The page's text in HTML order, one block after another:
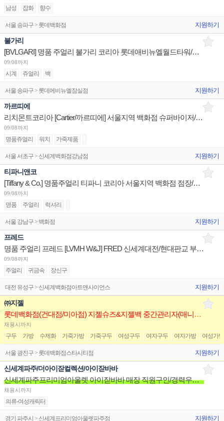
남성 잡화 향수
서울 송파구 > 롯데백화점 지원하기
불가리
[BVLGARI] 명품 주얼리 불가리 코리아 롯데애비뉴엘월드타워/현대판교/신세계센텀 부점장 채용
09/08까지
시계 쥬얼리 백
서울 송파구 > 롯데에비뉴엘잠실점 지원하기
까르띠에
리치몬트코리아 [Cartier/까르띠에] 서울지역 백화점 슈퍼바이저/판매사원/어드민 채용
09/08까지
명품쥬얼리 워치 가죽제품
서울 서초구 > 신세계백화점강남점 지원하기
티파니앤코
[Tiffany & Co.] 명품주얼리 티파니 코리아 서울지역 백화점 점장/판매사원/오퍼레이션 채용
09/08까지
명품 주얼리 럭셔리
서울 강남구 > 백화점 지원하기
프레드
명품 주얼리 프레드 [LVMH W&J] FRED 신세계대전/현대판교 부점장~판매사원 채용
09/08까지
주얼리 귀금속 장신구
대전 유성구 > 신세계백화점아트앤사이언스 지원하기
㈜지젤
롯데백화점(건대점/미아점) 지젤슈즈&지젤백 중간관리자(매니저) 구인합니다
채용시까지
구두 가방 수제화 가죽가방 가죽구두 여성구두 여자구두 여자가방 여성가방
서울 광진구 > 롯데백화점스타시티점 지원하기
신세계파주/더아이잗컬렉션/아이잗바바
신세계파주프리미엄아울렛 아이잗바바 매장 직원구인/경력우대/분위기좋은매장/장기근무환영
채용시까지
의류-여성캐릭터
경기 파주시 > 신세계프리미엄아울렛파주점 지원하기